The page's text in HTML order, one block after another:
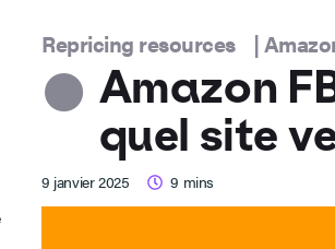
Repricing resources |
Amazon
quel site
9 janvier 2025 9 mins